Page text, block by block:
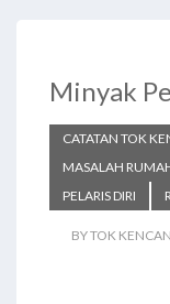
o
k
n
Minyak
CATATAN TOK
MASALAH
PELARIS DIRI
BY TOK